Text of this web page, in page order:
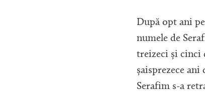
După opt ani
numele de
treizeci și cinci
șaisprezece
Serafim s-a